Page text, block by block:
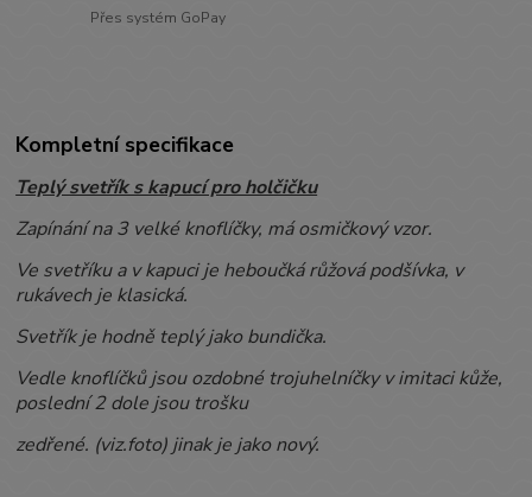
Přes systém GoPay
Kompletní specifikace
Teplý svetřík s kapucí pro holčičku
Zapínání na 3 velké knoflíčky, má osmičkový vzor.
Ve svetříku a v kapuci je heboučká růžová podšívka, v
rukávech je klasická.
Svetřík je hodně teplý jako bundička.
Vedle knoflíčků jsou ozdobné trojuhelníčky v imitaci kůže,
poslední 2 dole jsou trošku
zedřené. (viz.foto) jinak je jako nový.